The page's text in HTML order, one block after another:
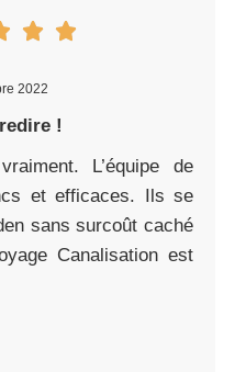
2022
!
L’équipe de
et efficaces. Ils se
sans surcoût caché
Canalisation est